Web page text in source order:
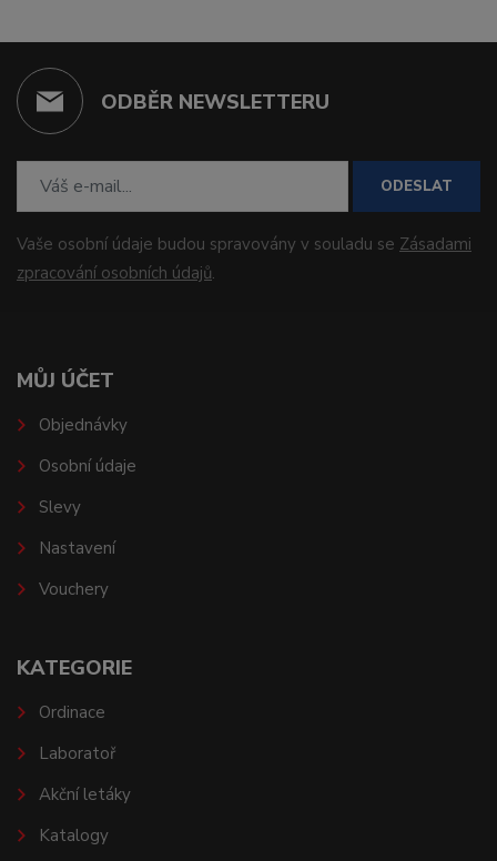
ODBĚR NEWSLETTERU
ODESLAT
Vaše osobní údaje budou spravovány v souladu se Zásadami
zpracování osobních údajů.
MŮJ ÚČET
Objednávky
Osobní údaje
Slevy
Nastavení
Vouchery
KATEGORIE
Ordinace
Laboratoř
Akční letáky
Katalogy